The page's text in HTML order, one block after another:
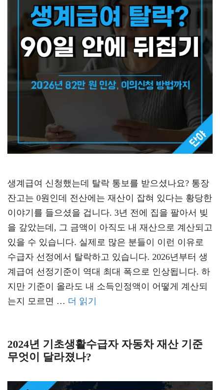
생계급여 신청했는데 탈락 통보를 받으셨나요? 통장
잔고는 0원인데 전산에는 재산이 잡혀 있다는 황당한
이야기를 들으셨을 겁니다. 3년 전에 집을 팔아서 빚
을 갚았는데, 그 금액이 아직도 내 재산으로 계산되고
있을 수 있습니다. 실제로 많은 분들이 이런 이유로
수급자 선정에서 탈락하고 있습니다. 2026년부터 생
계급여 선정기준이 역대 최대 폭으로 인상됩니다. 하
지만 기준이 올라도 내 소득인정액이 어떻게 계산되
는지 모르면 … 더 읽기
2024년 기초생활수급자 자동차 재산 기준
무엇이 달라졌나?